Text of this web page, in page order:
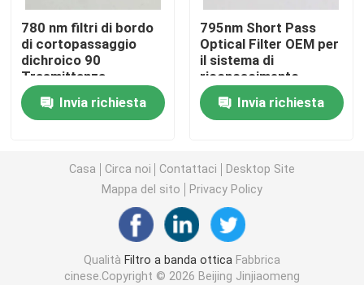
Filtro di passaggio a banda UV
ITO vetro di protezione elettromagnetica
Filtri per analizzatori biochimici
Filtro di banda visibile
Filtro ottico a lungo passaggio
Filtro ottico a corto passaggio
780 nm filtri di bordo
di cortopassaggio
dichroico 90
Trasmittanza
88*88*1.1mm
Invia richiesta
795nm Short Pass
Optical Filter OEM per
il sistema di
riconoscimento
facciale
Invia richiesta
Casa Circa noi Contattaci
Desktop Site
Mappa del sito
Privacy Policy
Qualità Filtro a banda ottica Fabbrica
cinese.Copyright © 2026 Beijing Jinjiaomeng